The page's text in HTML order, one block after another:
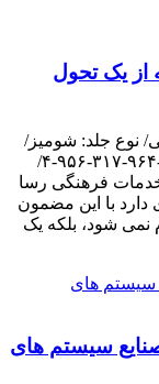
از یک تحول
نوع جلد: شومیز/
تعداد صفحه:۳۴۴/ نوبت چاپ: اول/ شابک: ۹۷۸-۹۶۴-۳۱۷-۹۵۶-۴/
موسسه خدمات فرهنگی رسا
دارد با این مضمون
نمی شود، بلکه یک
سیستم های